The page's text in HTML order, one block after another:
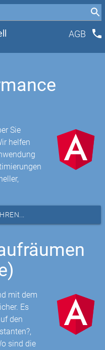
AGB phone
Sie
helfen
mit dem
Es
den
sind die